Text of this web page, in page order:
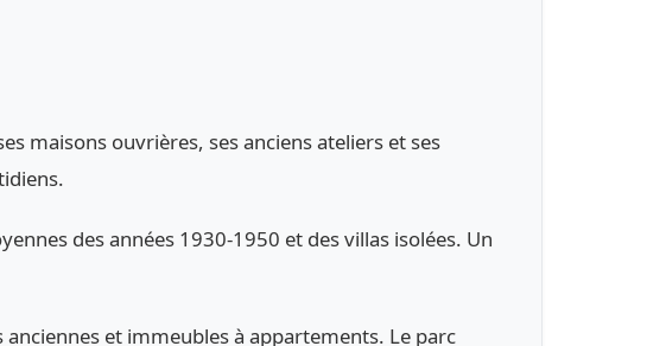
maisons ouvrières, ses anciens ateliers et ses
des années 1930-1950 et des villas isolées. Un
et immeubles à appartements. Le parc